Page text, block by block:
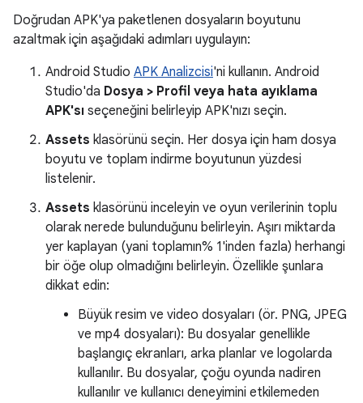
Doğrudan APK'ya paketlenen dosyaların boyutunu
azaltmak için aşağıdaki adımları uygulayın:
Android Studio APK Analizcisi'ni kullanın. Android
Studio'da Dosya > Profil veya hata ayıklama
APK'sı seçeneğini belirleyip APK'nızı seçin.
Assets klasörünü seçin. Her dosya için ham dosya
boyutu ve toplam indirme boyutunun yüzdesi
listelenir.
Assets klasörünü inceleyin ve oyun verilerinin toplu
olarak nerede bulunduğunu belirleyin. Aşırı miktarda
yer kaplayan (yani toplamın% 1'inden fazla) herhangi
bir öğe olup olmadığını belirleyin. Özellikle şunlara
dikkat edin:
Büyük resim ve video dosyaları (ör. PNG, JPEG
ve mp4 dosyaları): Bu dosyalar genellikle
başlangıç ekranları, arka planlar ve logolarda
kullanılır. Bu dosyalar, çoğu oyunda nadiren
kullanılır ve kullanıcı deneyimini etkilemeden